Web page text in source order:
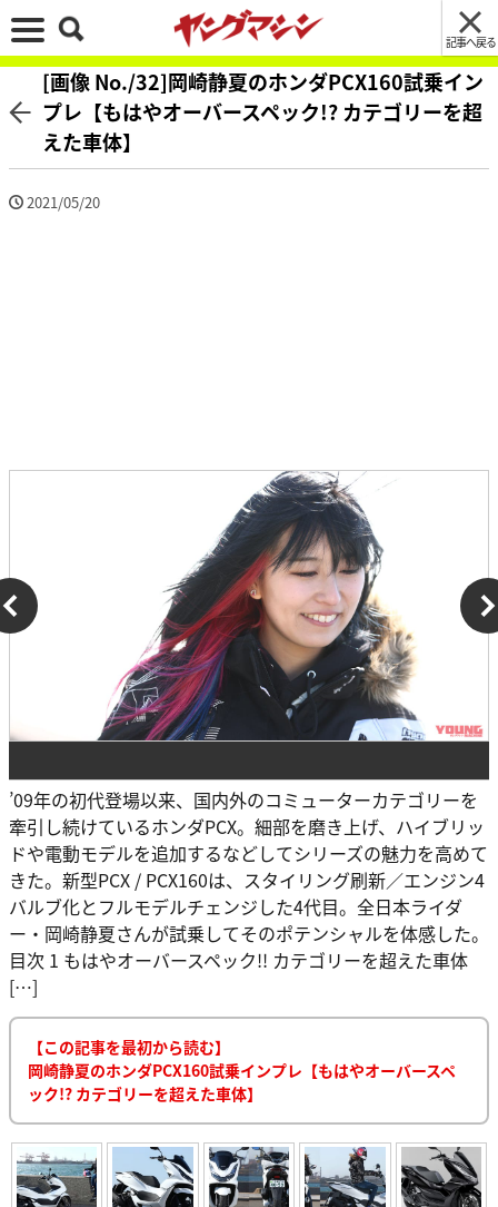
記事へ戻る
[画像 No./32]岡崎静夏のホンダPCX160試乗イン
プレ【もはやオーバースペック!? カテゴリーを超
えた車体】
2021/05/20
’09年の初代登場以来、国内外のコミューターカテゴリーを
牽引し続けているホンダPCX。細部を磨き上げ、ハイブリッ
ドや電動モデルを追加するなどしてシリーズの魅力を高めて
きた。新型PCX / PCX160は、スタイリング刷新／エンジン4
バルブ化とフルモデルチェンジした4代目。全日本ライダ
ー・岡崎静夏さんが試乗してそのポテンシャルを体感した。
目次 1 もはやオーバースペック!! カテゴリーを超えた車体
[…]
【この記事を最初から読む】
岡崎静夏のホンダPCX160試乗インプレ【もはやオーバースペ
ック!? カテゴリーを超えた車体】